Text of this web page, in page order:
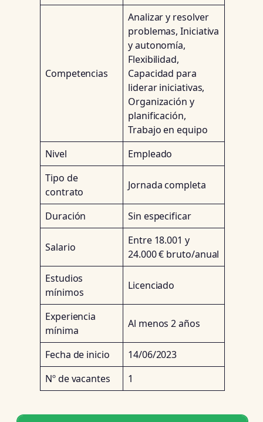
Competencias
Analizar y resolver
problemas, Iniciativa
y autonomía,
Flexibilidad,
Capacidad para
liderar iniciativas,
Organización y
planificación,
Trabajo en equipo
Nivel
Empleado
Tipo de
contrato
Jornada completa
Duración Sin especificar
Salario
Entre 18.001 y
24.000 € bruto/anual
Estudios
mínimos
Licenciado
Experiencia
mínima
Al menos 2 años
Fecha de inicio
14/06/2023
Nº de vacantes
1